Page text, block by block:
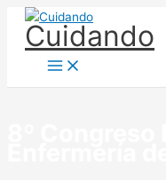
contenido
Cuidando